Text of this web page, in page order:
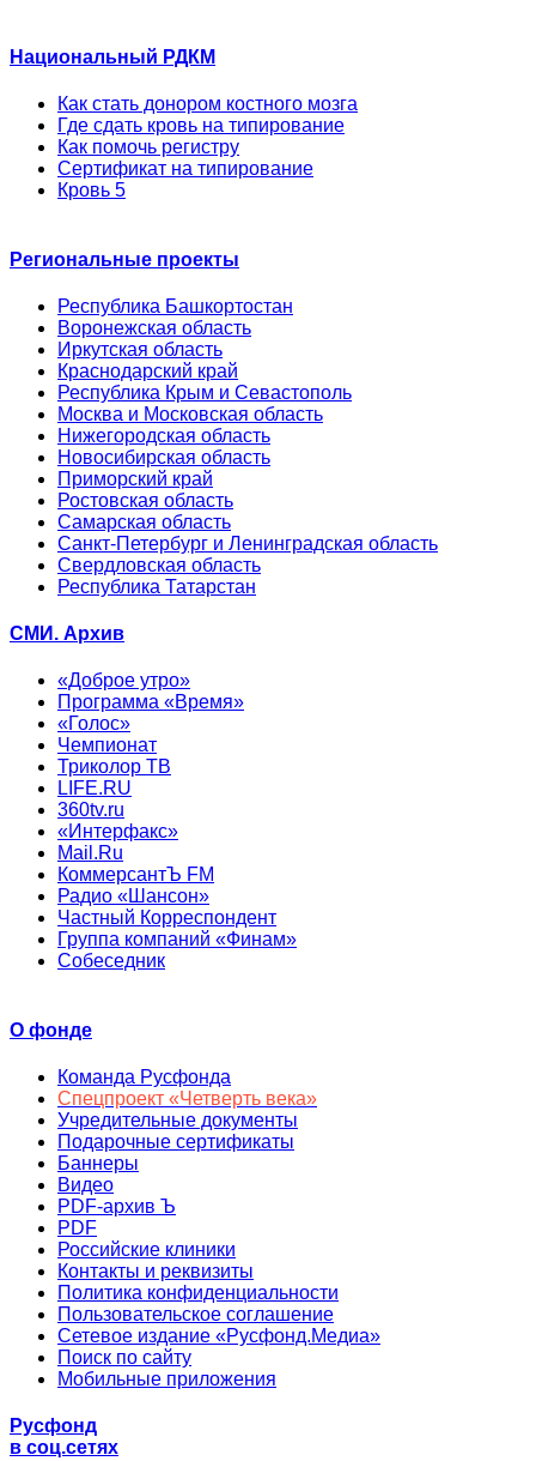
Национальный РДКМ
Как стать донором костного мозга
Где сдать кровь на типирование
Как помочь регистру
Сертификат на типирование
Кровь 5
Региональные проекты
Республика Башкортостан
Воронежская область
Иркутская область
Краснодарский край
Республика Крым и Севастополь
Москва и Московская область
Нижегородская область
Новосибирская область
Приморский край
Ростовская область
Самарская область
Санкт-Петербург и Ленинградская область
Свердловская область
Республика Татарстан
СМИ. Архив
«Доброе утро»
Программа «Время»
«Голос»
Чемпионат
Триколор ТВ
LIFE.RU
360tv.ru
«Интерфакс»
Mail.Ru
КоммерсантЪ FM
Радио «Шансон»
Частный Корреспондент
Группа компаний «Финам»
Собеседник
О фонде
Команда Русфонда
Спецпроект «Четверть века»
Учредительные документы
Подарочные сертификаты
Баннеры
Видео
PDF-архив Ъ
PDF
Российские клиники
Контакты и реквизиты
Политика конфиденциальности
Пользовательское соглашение
Сетевое издание «Русфонд.Медиа»
Поиск по сайту
Мобильные приложения
Русфонд
в соц.сетях